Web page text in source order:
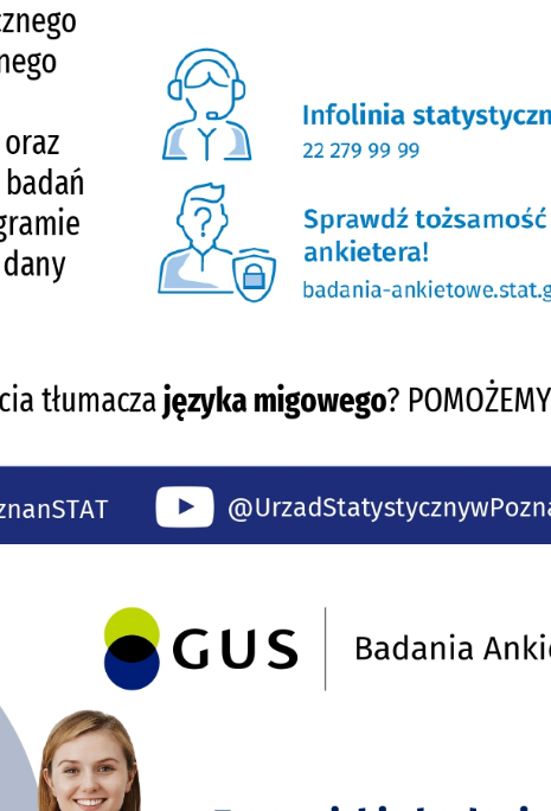
Ustawienia
Szanujemy Twoją prywatność. Możesz zmienić ustawienia cookies lub
je wszystkie. W dowolnym momencie możesz dokonać zmiany swoich ustawień.
Niezbędne
Niezbędne pliki cookies służą do prawidłowego funkcjonowania strony
i umożliwiają Ci komfortowe korzystanie z oferowanych przez nas usług.
Pliki cookies odpowiadają na podejmowane przez Ciebie działania w celu m.in.
dostosowania Twoich ustawień preferencji prywatności, logowania czy
Więcej